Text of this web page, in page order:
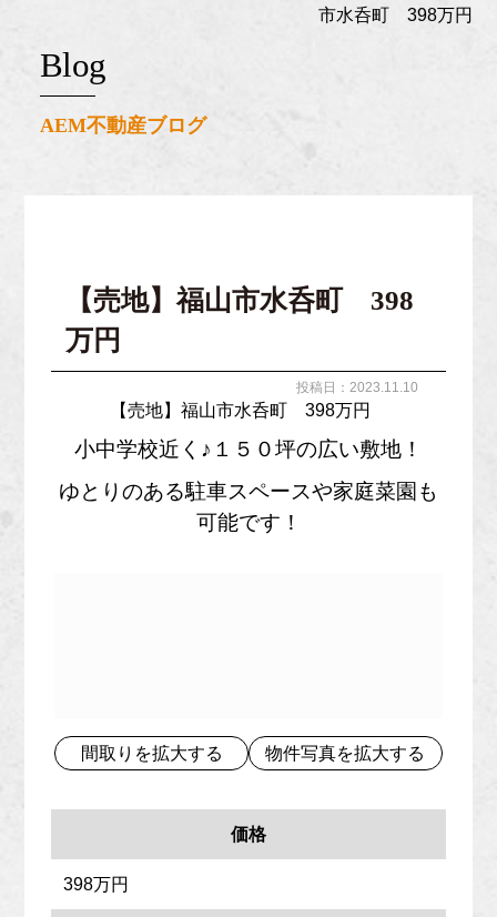
市水呑町 398万円
blog
AEM不動産ブログ
【売地】福山市水呑町 398
万円
投稿日：2023.11.10
【売地】福山市水呑町 398万円
小中学校近く♪１５０坪の広い敷地！
ゆとりのある駐車スペースや家庭菜園も
可能です！
間取りを拡大する 物件写真を拡大する
価格
398万円